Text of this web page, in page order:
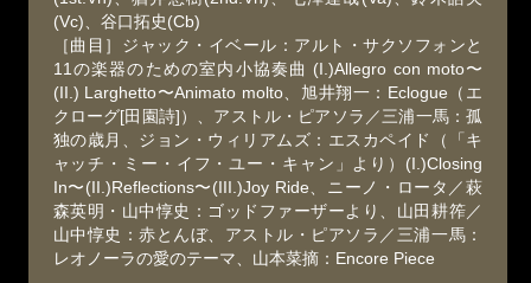
(Vc)、谷口拓史(Cb)
［曲目］ジャック・イベール：アルト・サクソフォンと
11の楽器のための室内小協奏曲 (I.)Allegro con moto〜
(II.) Larghetto〜Animato molto、旭井翔一：Eclogue（エ
クローグ[田園詩]）、アストル・ピアソラ／三浦一馬：孤
独の歳月、ジョン・ウィリアムズ：エスカペイド（「キ
ャッチ・ミー・イフ・ユー・キャン」より）(I.)Closing
In〜(II.)Reflections〜(III.)Joy Ride、ニーノ・ロータ／萩
森英明・山中惇史：ゴッドファーザーより、山田耕筰／
山中惇史：赤とんぼ、アストル・ピアソラ／三浦一馬：
レオノーラの愛のテーマ、山本菜摘：Encore Piece